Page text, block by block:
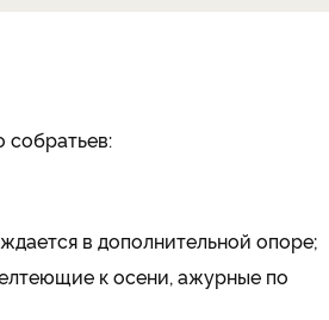
собратьев:
в дополнительной опоре;
к осени, ажурные по